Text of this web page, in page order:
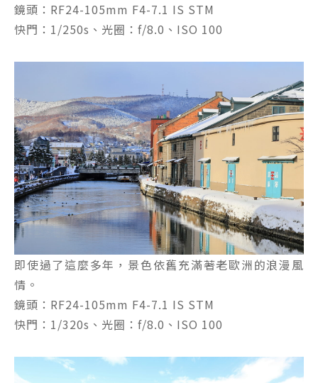
鏡頭：RF24-105mm F4-7.1 IS STM
快門：1/250s、光圈：f/8.0、ISO 100
即使過了這麼多年，景色依舊充滿著老歐洲的浪漫風
情。
鏡頭：RF24-105mm F4-7.1 IS STM
快門：1/320s、光圈：f/8.0、ISO 100